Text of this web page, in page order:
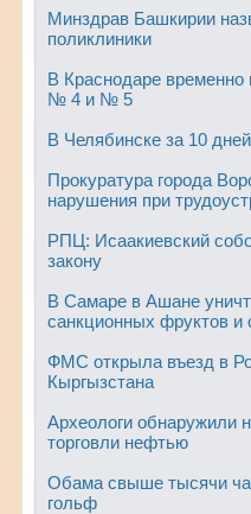
Минздрав Башкирии
поликлиники
В Краснодаре временно
№ 4 и № 5
В Челябинске за 10
Прокуратура города
нарушения при
РПЦ: Исаакиевский
закону
В Самаре в Ашане
санкционных фруктов и
ФМС открыла въезд в
Кыргызстана
Археологи обнаружили
торговли нефтью
Обама свыше тысячи
гольф